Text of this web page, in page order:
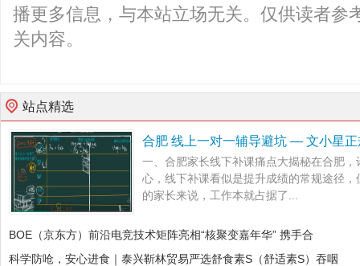
播更多信息，与本站立场无关。仅供读者参
关内容。
站点精选
合肥 线上一对一辅导避坑 — 文小星
一、合肥家长线下补课痛点大揭秘在合肥
心，线下补课看似是提升成绩的常规途径
的家长来说，工作本就占据了...
BOE（京东方）前沿电竞技术矩阵亮相“核聚变嘉年华” 携手合
科学防呛，安心进食｜泰兴靳林贸易严选舒食素S（舒适素S）吞咽